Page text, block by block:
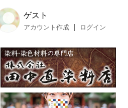
ゲスト
アカウント作成 ログイン